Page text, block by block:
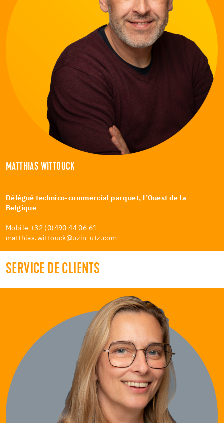
MATTHIAS WITTOUCK
Délégué technico-commercial parquet, L’Ouest de la
Belgique
Mobile +32 (0)490 44 06 61
matthias.wittouck@uzin-utz.com
SERVICE DE CLIENTS